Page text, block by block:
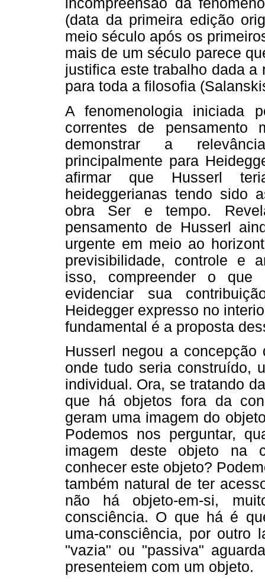
incompreensão da
(data da primeira edição
meio século após os
mais de um século parece
justifica este trabalho dada a
para toda a filosofia
A fenomenologia iniciada
correntes de
demonstrar a
principalmente para
afirmar que Husserl
heideggerianas tendo sido
obra Ser e tempo.
pensamento de Husserl
urgente em meio ao
previsibilidade, controle e
isso, compreender o
evidenciar sua
Heidegger expresso no
fundamental é a proposta
Husserl negou a
onde tudo seria construído,
individual. Ora, se tratando
que há objetos fora da
geram uma imagem do
Podemos nos perguntar,
imagem deste objeto na
conhecer este objeto?
também natural de ter
não há objeto-em-si,
consciência. O que há é
uma-consciência, por outro
"vazia" ou "passiva"
presenteiem com um objeto.